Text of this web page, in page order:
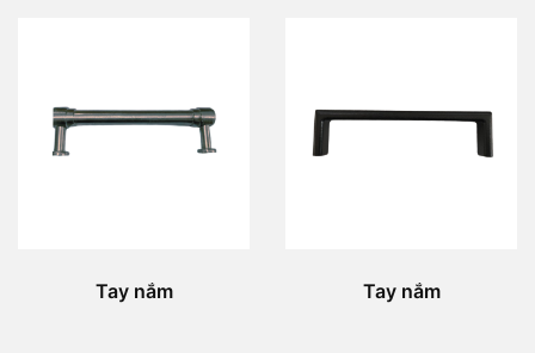
Tay nắm Tay nắm